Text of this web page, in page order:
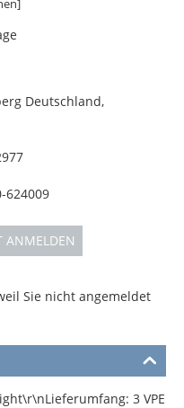
Deutschland,
624009
ANMELDEN
Sie nicht angemeldet
3 VPE